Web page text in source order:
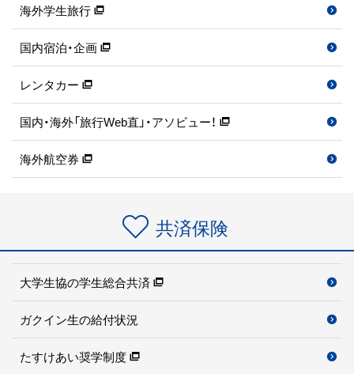
海外学生旅行
国内宿泊・企画
レンタカー
国内・海外「旅行Web直」・アソビュー！
海外航空券
共済保険
大学生協の学生総合共済
ガクイン生の給付状況
たすけあい奨学制度